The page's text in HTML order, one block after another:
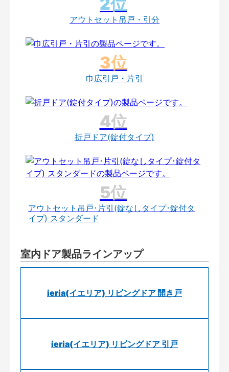
アウトセット吊戸・引分
巾広引戸・片引
折戸ドア(錠付タイプ)
アウトセット吊戸･片引(錠なしタイプ･錠付タ
イプ) スタンダード
室内ドア製品ラインアップ
ieria(イエリア) リビングドア 開き戸
ieria(イエリア) リビングドア 引戸